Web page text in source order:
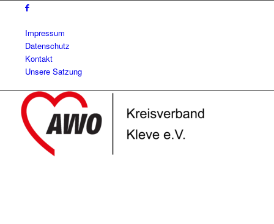
Impressum
Datenschutz
Kontakt
Unsere Satzung